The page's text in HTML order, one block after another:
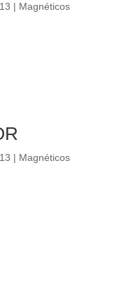
| Magnéticos
| Magnéticos